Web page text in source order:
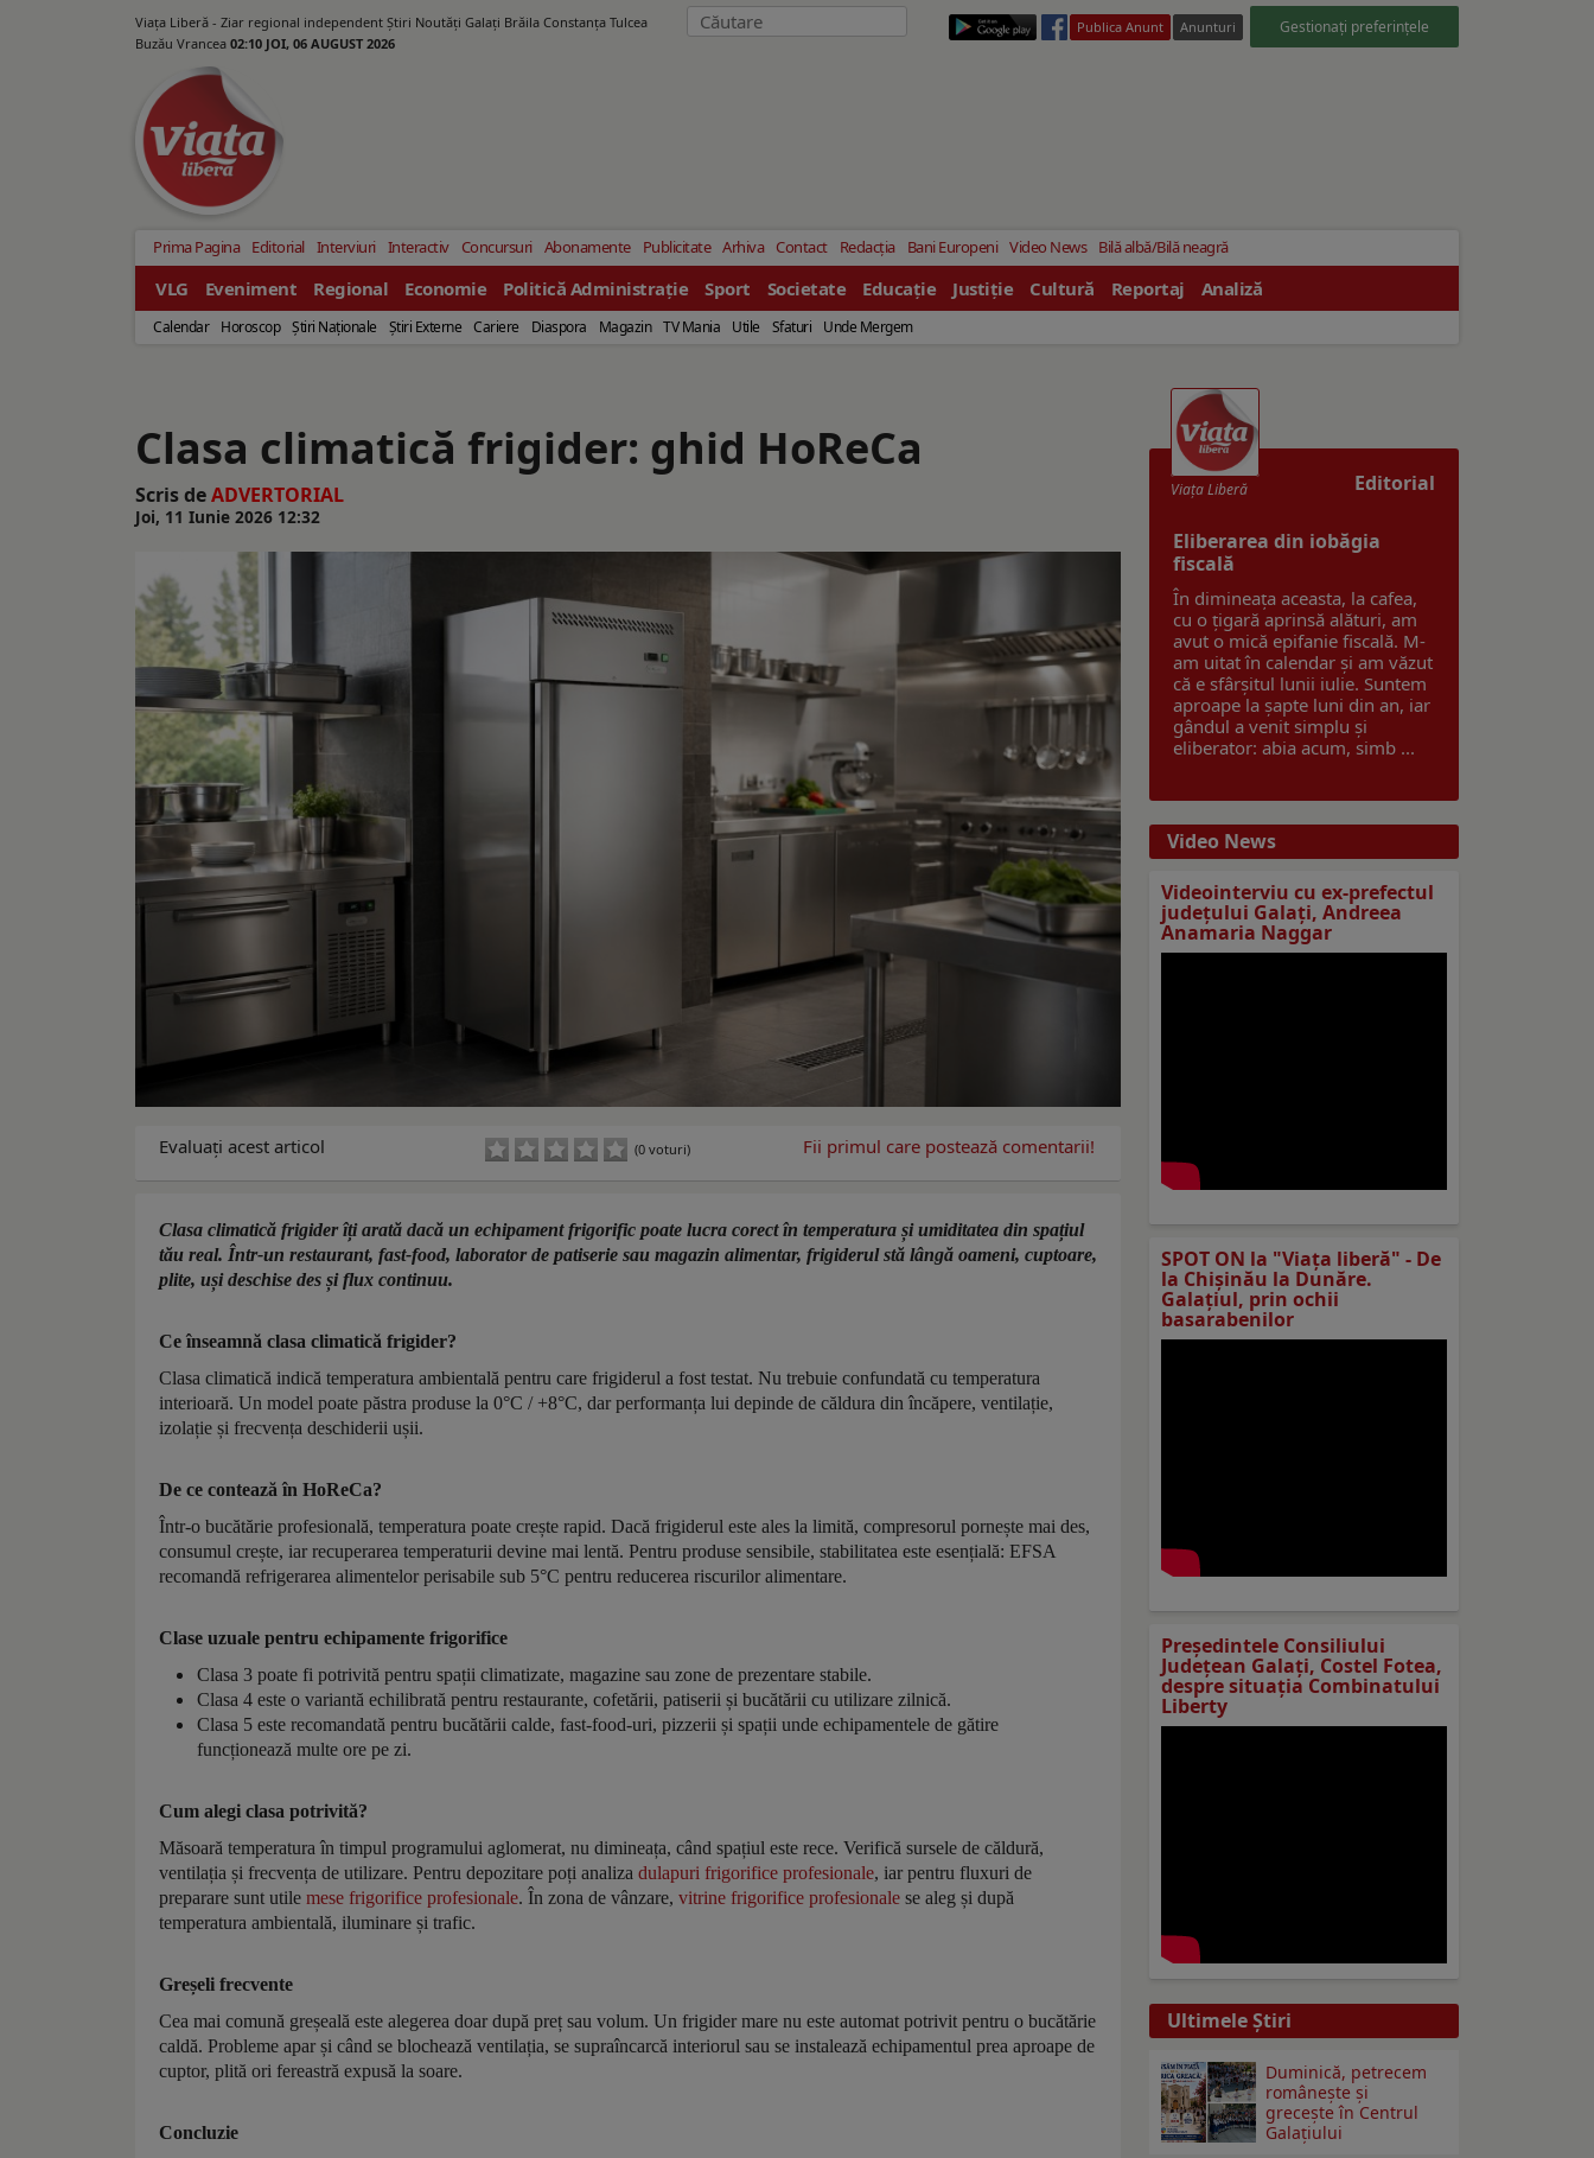
Viața Liberă - Ziar regional independent Știri Noutăți Galaţi Brăila Constanţa Tulcea
Buzău Vrancea 02:10 JOI, 06 AUGUST 2026
Publica Anunt Anunturi Gestionați preferințele
Prima Pagina Editorial Interviuri Interactiv Concursuri Abonamente Publicitate Arhiva Contact Redacția Bani Europeni Video News Bilă albă/Bilă neagră
VLG Eveniment Regional Economie Politică Administrație Sport Societate Educație Justiție Cultură Reportaj Analiză
Calendar Horoscop Ştiri Naţionale Ştiri Externe Cariere Diaspora Magazin TV Mania Utile Sfaturi Unde Mergem
Clasa climatică frigider: ghid HoReCa
Scris deADVERTORIAL
Joi, 11 Iunie 2026 12:32
Evaluaţi acest articol (0 voturi) Fii primul care postează comentarii!
Clasa climatică frigider îți arată dacă un echipament frigorific poate lucra corect în temperatura și umiditatea din spațiul
tău real. Într-un restaurant, fast-food, laborator de patiserie sau magazin alimentar, frigiderul stă lângă oameni, cuptoare,
plite, uși deschise des și flux continuu.
Ce înseamnă clasa climatică frigider?
Clasa climatică indică temperatura ambientală pentru care frigiderul a fost testat. Nu trebuie confundată cu temperatura
interioară. Un model poate păstra produse la 0°C / +8°C, dar performanța lui depinde de căldura din încăpere, ventilație,
izolație și frecvența deschiderii ușii.
De ce contează în HoReCa?
Într-o bucătărie profesională, temperatura poate crește rapid. Dacă frigiderul este ales la limită, compresorul pornește mai des,
consumul crește, iar recuperarea temperaturii devine mai lentă. Pentru produse sensibile, stabilitatea este esențială: EFSA
recomandă refrigerarea alimentelor perisabile sub 5°C pentru reducerea riscurilor alimentare.
Clase uzuale pentru echipamente frigorifice
Clasa 3 poate fi potrivită pentru spații climatizate, magazine sau zone de prezentare stabile.
Clasa 4 este o variantă echilibrată pentru restaurante, cofetării, patiserii și bucătării cu utilizare zilnică.
Clasa 5 este recomandată pentru bucătării calde, fast-food-uri, pizzerii și spații unde echipamentele de gătire
funcționează multe ore pe zi.
Cum alegi clasa potrivită?
Măsoară temperatura în timpul programului aglomerat, nu dimineața, când spațiul este rece. Verifică sursele de căldură,
ventilația și frecvența de utilizare. Pentru depozitare poți analiza dulapuri frigorifice profesionale, iar pentru fluxuri de
preparare sunt utile mese frigorifice profesionale. În zona de vânzare, vitrine frigorifice profesionale se aleg și după
temperatura ambientală, iluminare și trafic.
Greșeli frecvente
Cea mai comună greșeală este alegerea doar după preț sau volum. Un frigider mare nu este automat potrivit pentru o bucătărie
caldă. Probleme apar și când se blochează ventilația, se supraîncarcă interiorul sau se instalează echipamentul prea aproape de
cuptor, plită ori fereastră expusă la soare.
Concluzie
Editorial
Viaţa Liberă
Eliberarea din iobăgia
fiscală
În dimineața aceasta, la cafea,
cu o țigară aprinsă alături, am
avut o mică epifanie fiscală. M-
am uitat în calendar și am văzut
că e sfârșitul lunii iulie. Suntem
aproape la șapte luni din an, iar
gândul a venit simplu și
eliberator: abia acum, simb ...
Video News
Videointerviu cu ex-prefectul
judeţului Galaţi, Andreea
Anamaria Naggar
SPOT ON la "Viaţa liberă" - De
la Chișinău la Dunăre.
Galațiul, prin ochii
basarabenilor
Preşedintele Consiliului
Judeţean Galaţi, Costel Fotea,
despre situaţia Combinatului
Liberty
Ultimele Ştiri
Duminică, petrecem
româneşte şi
greceşte în Centrul
Galaţiului